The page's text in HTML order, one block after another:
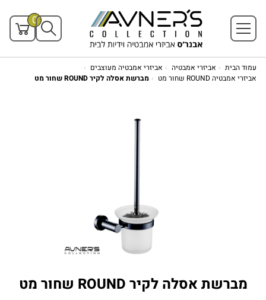
0
עמוד הבית אביזרי אמבטיה
אביזרי אמבטיה מעוצבים
אביזרי אמבטיה ROUND שחור מט
מברשת אסלה לקיר ROUND שחור מט
מברשת אסלה לקיר ROUND שחור מט